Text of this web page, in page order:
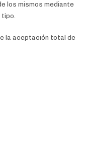
los mismos mediante
tipo.
la aceptación total de